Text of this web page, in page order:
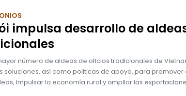
impulsa desarrollo de
número de aldeas de oficios tradicionales de
soluciones, así como políticas de apoyo, para promover
impulsar la economía rural y ampliar las